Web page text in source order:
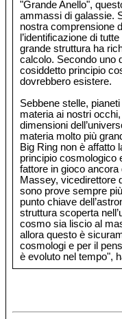
"Grande Anello",
ammassi di galassie.
nostra comprensione
l’identificazione di
grande struttura ha
calcolo. Secondo uno
cosiddetto principio
dovrebbero esistere.
Sebbene stelle,
materia ai nostri
dimensioni
materia molto più
Big Ring non è affatto
principio cosmologico
fattore in gioco
Massey, vicedirettore
sono prove sempre
punto chiave
struttura scoperta
cosmo sia liscio al
allora questo è
cosmologi e per il
è evoluto nel tempo",